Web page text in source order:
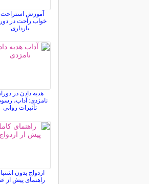
آموزش استراحت
خواب راحت در
بارداری
هدیه دادن در
نامزدی: آداب،
تأثیرات روانی
ازدواج بدون
راهنمای پیش از